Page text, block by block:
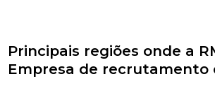
Principais regiões onde a
Empresa de recrutamento